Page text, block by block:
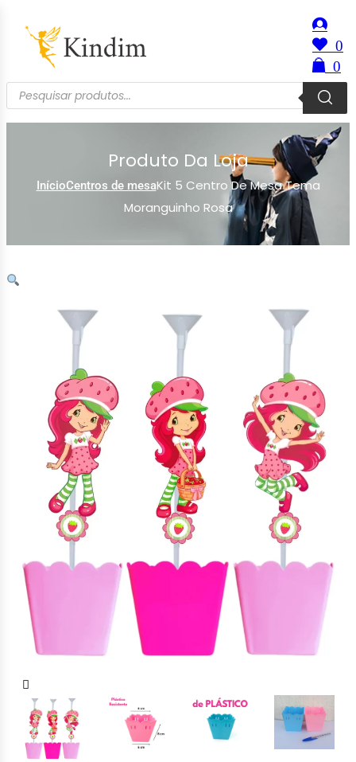
0
0
Produto Da Loja
InícioCentros de mesaKit 5 Centro De Mesa Tema
Moranguinho Rosa